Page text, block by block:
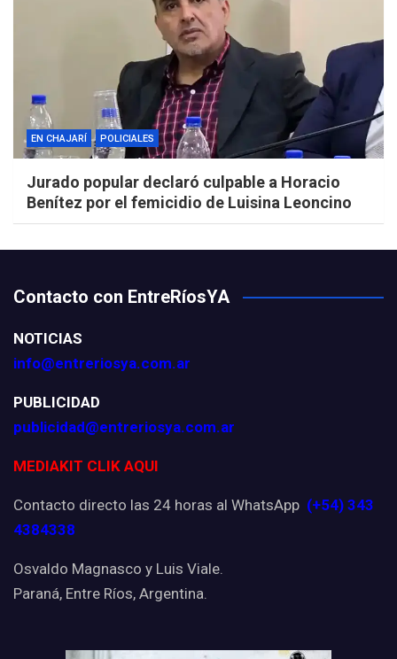
EN CHAJARÍ POLICIALES
Jurado popular declaró culpable a Horacio
Benítez por el femicidio de Luisina Leoncino
Contacto con EntreRíosYA
NOTICIAS
info@entreriosya.com.ar
PUBLICIDAD
publicidad@entreriosya.com.ar
MEDIAKIT CLIK AQUI
Contacto directo las 24 horas al WhatsApp (+54) 343
4384338
Osvaldo Magnasco y Luis Viale.
Paraná, Entre Ríos, Argentina.